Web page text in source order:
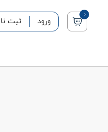
0
ورود ثبت